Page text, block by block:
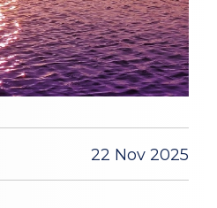
22 Nov 2025